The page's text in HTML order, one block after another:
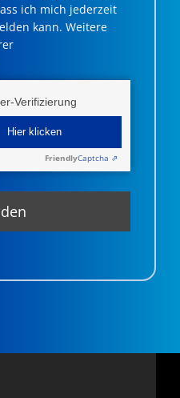
ich mich jederzeit
kann. Weitere
Verifizierung
Hier klicken
FriendlyCaptcha ⇗